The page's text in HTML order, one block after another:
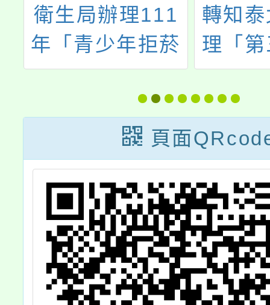
衛生局辦理111
年「青少年拒菸
(煙)方法創意設
計競賽」獲獎作
品資訊
轉知
理「
獎助
人才
頁面